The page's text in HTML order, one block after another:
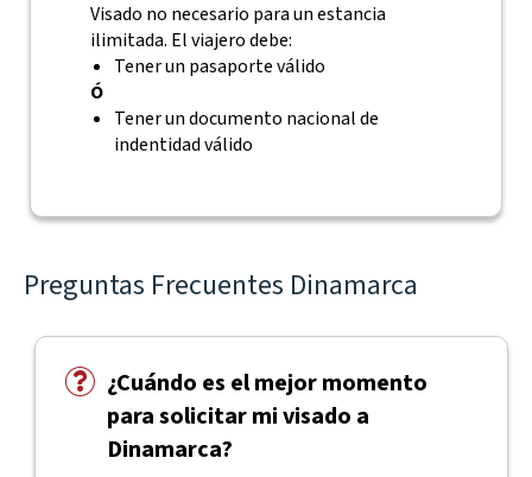
Visado no necesario para un estancia
ilimitada. El viajero debe:
Tener un pasaporte válido
Ó
Tener un documento nacional de
indentidad válido
Preguntas Frecuentes Dinamarca
¿Cuándo es el mejor momento
para solicitar mi visado a
Dinamarca?